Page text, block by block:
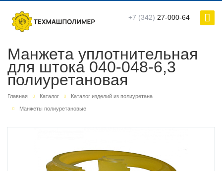
+7 (342) 27-000-64
Манжета уплотнительная
для штока 040-048-6,3
полиуретановая
Главная Каталог Каталог изделий из полиуретана
Манжеты полиуретановые